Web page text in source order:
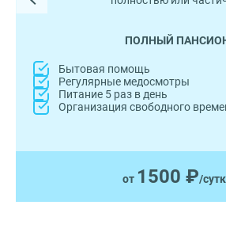
ПОЛНЫЙ
Бытовая помощь
Регулярные медосмотры
Питание 5 раз в день
Организация свободного
от 1500 ₽/